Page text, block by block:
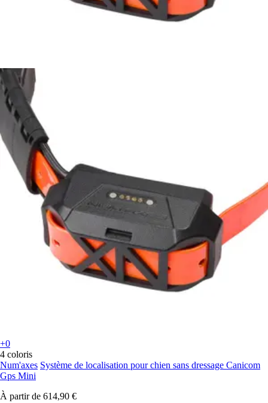
+0
4 coloris
Num'axes Système de localisation pour chien sans dressage Canicom
Gps Mini
À partir de 614,90 €